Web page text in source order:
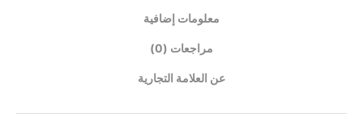
معلومات إضافية
مراجعات (0)
عن العلامة التجارية